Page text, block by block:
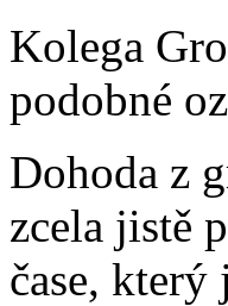
Kolega
podobné
Dohoda z
zcela jistě
čase, který